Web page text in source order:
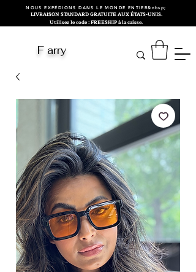
NOUS EXPÉDIONS DANS LE MONDE ENTIER&nbsp;
LIVRAISON STANDARD GRATUITE AUX ÉTATS-UNIS.
Utilisez le code : FREESHIP à la caisse.
F arry